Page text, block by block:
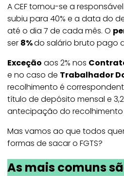
A CEF tornou-se a
subiu para 40% e a data do
até o dia 7 de cada mês. O
ser 8%do salário bruto pago
Exceção aos 2% nos
e no caso de Trabalhador
recolhimento é
título de depósito mensal e
antecipação do recolhimento
Mas vamos ao que todos
formas de sacar o FGTS?
As mais comuns